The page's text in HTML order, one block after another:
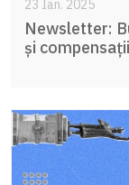
23 Ian. 2025
Newsletter:
și